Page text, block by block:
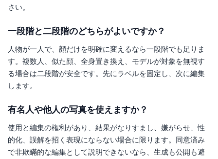
さい。
一段階と二段階のどちらがよいですか？
人物が一人で、顔だけを明確に変えるなら一段階でも足りま
す。複数人、似た顔、全身置き換え、モデルが対象を無視す
る場合は二段階が安全です。先にラベルを固定し、次に編集
します。
有名人や他人の写真を使えますか？
使用と編集の権利があり、結果がなりすまし、嫌がらせ、性
的化、誤解を招く表現にならない場合に限ります。同意済み
で非欺瞞的な編集として説明できないなら、生成も公開も避